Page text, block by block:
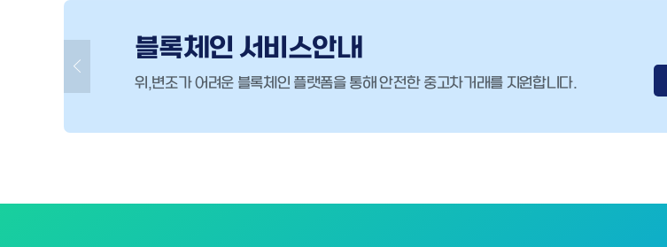
블록체인 서비스안내
위,변조가 어려운 블록체인 플랫폼을 통해 안전한 중고차거래를 지원합니다.